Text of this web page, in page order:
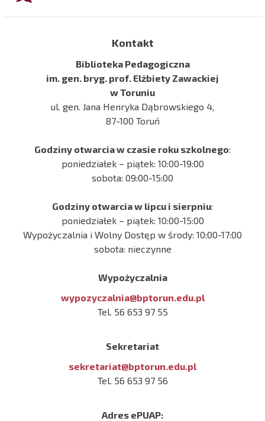
Kontakt
Biblioteka Pedagogiczna
im. gen. bryg. prof. Elżbiety Zawackiej
w Toruniu
ul. gen. Jana Henryka Dąbrowskiego 4,
87-100 Toruń
Godziny otwarcia w czasie roku szkolnego:
poniedziałek – piątek: 10:00-19:00
sobota: 09:00-15:00
Godziny otwarcia w lipcu i sierpniu:
poniedziałek – piątek: 10:00-15:00
Wypożyczalnia i Wolny Dostęp w środy: 10:00-17:00
sobota: nieczynne
Wypożyczalnia
wypozyczalnia@bptorun.edu.pl
Tel. 56 653 97 55
Sekretariat
sekretariat@bptorun.edu.pl
Tel. 56 653 97 56
Adres ePUAP: